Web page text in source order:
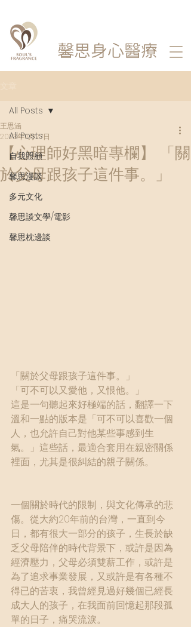
馨思身心醫療
All Posts
自我照顧
馨思漫談
多元文化
馨思談文學/電影
馨思枕邊談
All Posts
【心理師好黑暗專欄】 「關
於父母跟孩子這件事。」
王思涵
2023年11月27日
「關於父母跟孩子這件事。」
「可不可以又愛他，又恨他。」
這是一句聽起來好極端的話，翻譯一下
溫和一點的版本是「可不可以喜歡一個
人，也允許自己對他某些事感到生
氣。」這些話，最適合套用在親密關係
裡面，尤其是很糾結的親子關係。
一個關於時代的限制，與文化傳承的悲
傷。從大約20年前的台灣，一直到今
日，都有很大一部分的孩子，生長於缺
乏父母陪伴的時代背景下，或許是因為
經濟壓力，父母必須雙薪工作，或許是
為了追求事業發展，又或許是有各種不
得已的苦衷，我曾經見過好幾個已經長
成大人的孩子，在我面前回憶起那段孤
單的日子，痛哭流淚。